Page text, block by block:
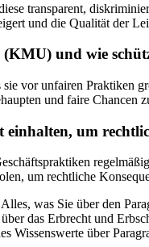
transparent,
und die Qualität der
und wie
vor unfairen Praktiken
und faire Chancen
um
um rechtliche
Alles, was Sie über den
das Erbrecht und
Wissenswerte über